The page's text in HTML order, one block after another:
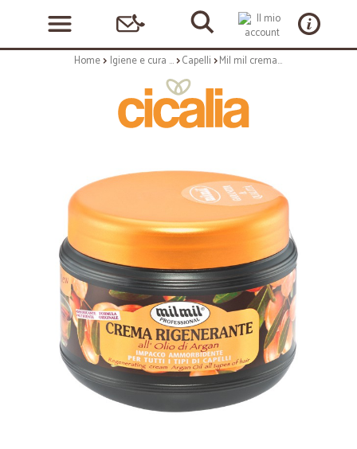
Home Igiene e cura personale Capelli Mil mil crema rigenerante argan - ml.500